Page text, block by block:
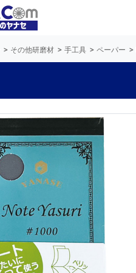
その他研磨材 手工具 ペーパー